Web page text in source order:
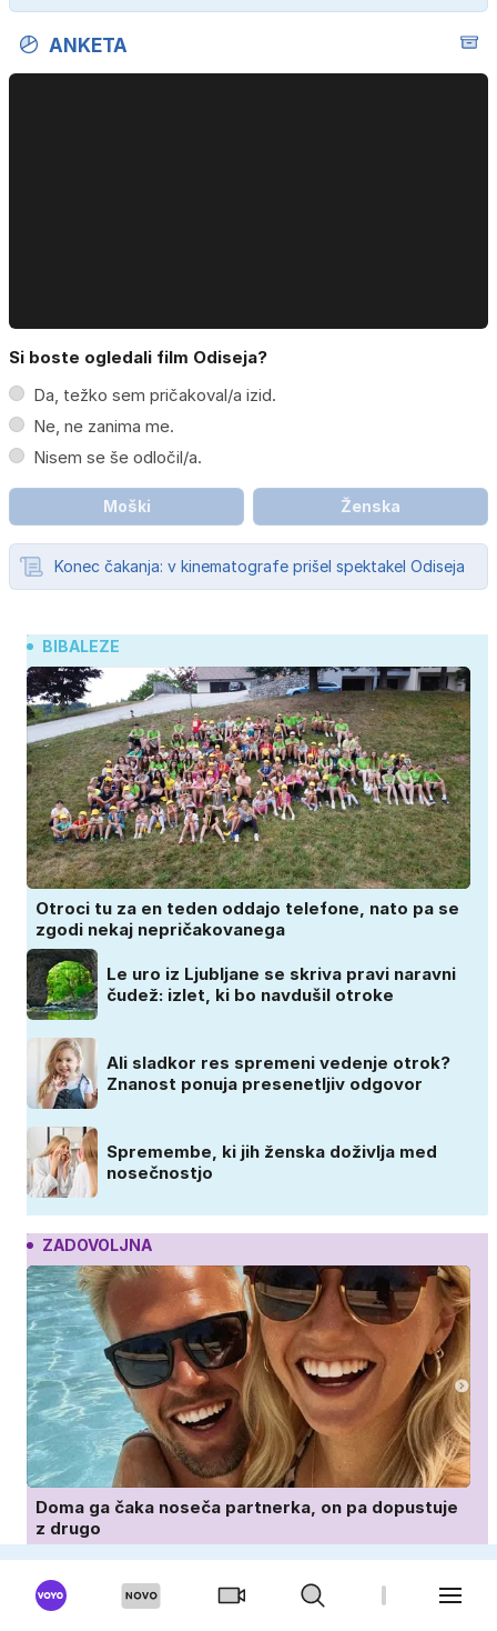
ANKETA
Si boste ogledali film Odiseja?
Da, težko sem pričakoval/a izid.
Ne, ne zanima me.
Nisem se še odločil/a.
Moški Ženska
Konec čakanja: v kinematografe prišel spektakel Odiseja
BIBALEZE
Otroci tu za en teden oddajo telefone, nato pa se
zgodi nekaj nepričakovanega
Le uro iz Ljubljane se skriva pravi naravni
čudež: izlet, ki bo navdušil otroke
Ali sladkor res spremeni vedenje otrok?
Znanost ponuja presenetljiv odgovor
Spremembe, ki jih ženska doživlja med
nosečnostjo
ZADOVOLJNA
Doma ga čaka noseča partnerka, on pa dopustuje
z drugo
obnorelo ženske po vsem svetu